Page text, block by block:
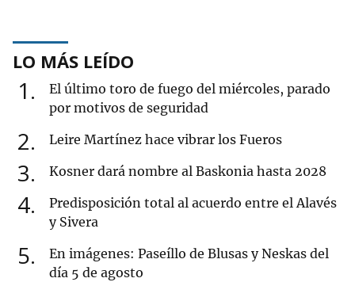
LO MÁS LEÍDO
1
El último toro de fuego del miércoles, parado
por motivos de seguridad
2 Leire Martínez hace vibrar los Fueros
3 Kosner dará nombre al Baskonia hasta 2028
4
Predisposición total al acuerdo entre el Alavés
y Sivera
5
En imágenes: Paseíllo de Blusas y Neskas del
día 5 de agosto